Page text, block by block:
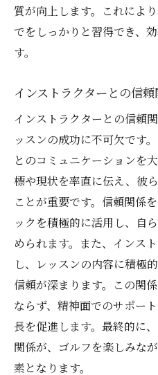
質が向上します。これによ
でをしっかりと習得でき、
す。
インストラクターとの信
インストラクターとの信頼
ッスンの成功に不可欠です
とのコミュニケーションを
標や現状を率直に伝え、彼
ことが重要です。信頼関係
ックを積極的に活用し、自
められます。また、インス
し、レッスンの内容に積極
信頼が深まります。この関
ならず、精神面でのサポー
長を促進します。最終的に
関係が、ゴルフを楽しみな
素となります。